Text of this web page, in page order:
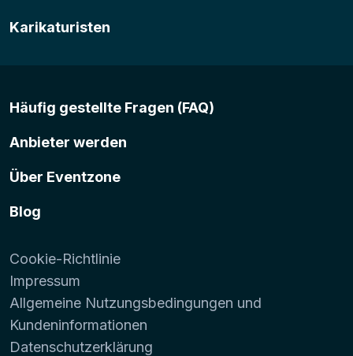
Karikaturisten
Häufig gestellte Fragen (FAQ)
Anbieter werden
Über Eventzone
Blog
Cookie-Richtlinie
Impressum
Allgemeine Nutzungsbedingungen und
Kundeninformationen
Datenschutzerklärung